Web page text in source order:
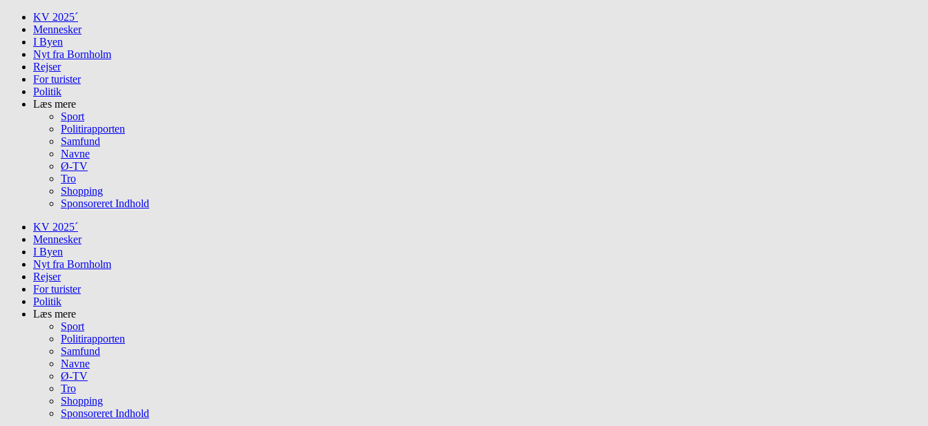
Skip
content
KV 2025´
Mennesker
I Byen
Nyt fra Bornholm
Rejser
For turister
Politik
Læs mere
Sport
Politirapporten
Samfund
Navne
Ø-TV
Tro
Shopping
Sponsoreret Indhold
KV 2025´
Mennesker
I Byen
Nyt fra Bornholm
Rejser
For turister
Politik
Læs mere
Sport
Politirapporten
Samfund
Navne
Ø-TV
Tro
Shopping
Sponsoreret Indhold